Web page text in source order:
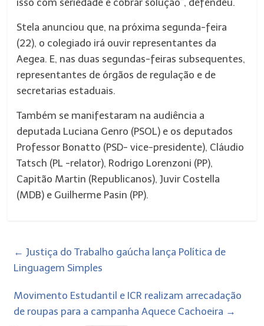
isso com seriedade e cobrar solução”, defendeu.
Stela anunciou que, na próxima segunda-feira
(22), o colegiado irá ouvir representantes da
Aegea. E, nas duas segundas-feiras subsequentes,
representantes de órgãos de regulação e de
secretarias estaduais.
Também se manifestaram na audiência a
deputada Luciana Genro (PSOL) e os deputados
Professor Bonatto (PSD- vice-presidente), Cláudio
Tatsch (PL -relator), Rodrigo Lorenzoni (PP),
Capitão Martin (Republicanos), Juvir Costella
(MDB) e Guilherme Pasin (PP).
← Justiça do Trabalho gaúcha lança Política de
Linguagem Simples
Movimento Estudantil e ICR realizam arrecadação
de roupas para a campanha Aquece Cachoeira →